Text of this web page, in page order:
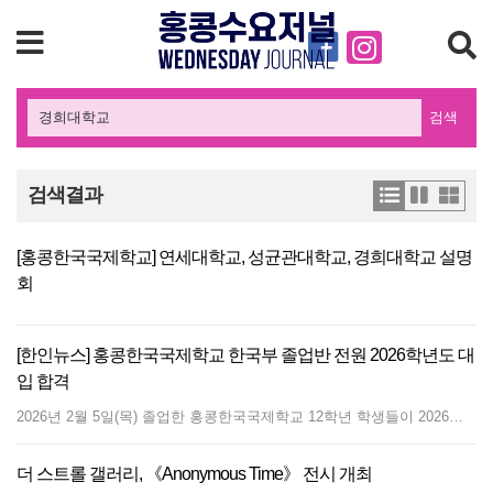
검색
검색결과
[홍콩한국국제학교] 연세대학교, 성균관대학교, 경희대학교 설명
회
[한인뉴스] 홍콩한국국제학교 한국부 졸업반 전원 2026학년도 대
입 합격
2026년 2월 5일(목) 졸업한 홍콩한국국제학교 12학년 학생들이 2026학년도 대입에서 전원 합격이라는 성과를 거두었다. 올해 12학년 학생들은 총 6명이며 중복 합격됐다. 학생들은 서류 평가 외에 지필고사와 면접 등 대학별고사에서도 두각을 나타내며, 고려대, 연세대, 서강대, 한양대, 중앙대, 경희대, 한국외대, 숭실대, 이화여대, 대전대(한의예), 항공대(항공 운항) 등 여러 대학에서 합격 통지를 받았다. 학교측은 이러한 성과가 학생들의 노력과 함께, 학교의 체계적인 진학 지도와 다양한 지원 프로그램이 큰 역할을 했음을 보여준다고 설명했다. 졸업을 앞둔 김채리 학생은 “합격 소식을 듣고 힘든 순간들이 떠오르면서 행복함과 뿌듯함에 눈물이 흘렀다. 힘든 시기마다 선생님과 친구들의 응원 덕분에 이겨낼 수 있었다. 앞으로는 새로운 목표를 향해 열심히 나아가겠다”고 소감을 밝혔다. 홍콩한국국제학교(교장 송병근)에서는 앞으로도 학생들의 진로 탐색을 지원하기 위해 다양한 프로그램을 운영할 계획이다. 송병근 교장은 “학생 개개인의 잠재력을 최대한 발휘할 수 있도록 다양한 지원 방안을 모색하고, 홍콩한국국제학교가 재학생뿐 아니라 홍콩 교민 사회에서 한국 대학 입시와 관련한 전문적인 정보를 제공하는 허브 역할을 할 수 있길 바란다”라고 덧붙였다. 홍콩한국국제학교는 이 같은 성과를 이어가기 위해 예비 12학년 학생들을 대상으로 진학 다면 컨설팅 프로그램을 진행하고 있으며, 2026년 상반기 진학 포럼 행사를 한국 대학 진학을 목표로 하는 학생과 학부모라면 누구나 참여할 수 있도록 열린 행사로 계획하고 있다. 2026학년도 졸업생 6명 대입전형 결과 (가나다 순, 중복합격 포함) 가천대학교 (AI인문대학 1명) 경희대학교 (자율전공학부 1명) 고려대학교 (국어국문학과 1명) 대전대학교 (한의학과 1명) 명지대학교 (경영학부 1명) 상명대학교 (경영학부 1명, 1학기 장학생) 서강대학교 (지식융합미디어학부, 화공생명공학과 각 1명) 숭실대학교 (의생명시스템학부, 정보통계 보험수리학과, 중어중문학과 각 1명) 연세대학교 (화공생명공학과 1명) 이화여자대학교 (환경공학과, 융합콘텐츠학과 각 1명) 중앙대학교 (미디어커뮤니케이션학과, 응용통계학과 각 1명) 한국외국어대학교 (자유전공학부 1명) 한국항공대학교 (항공운항과 1명) 한양대학교 (국어국문학과, 경제금융학부, 자원환경 공학과, 화학공학과 각 1명) 한양대학교(에리카) (글로벌 문화통상학부 1명)
더 스트롤 갤러리, 《Anonymous Time》 전시 개최